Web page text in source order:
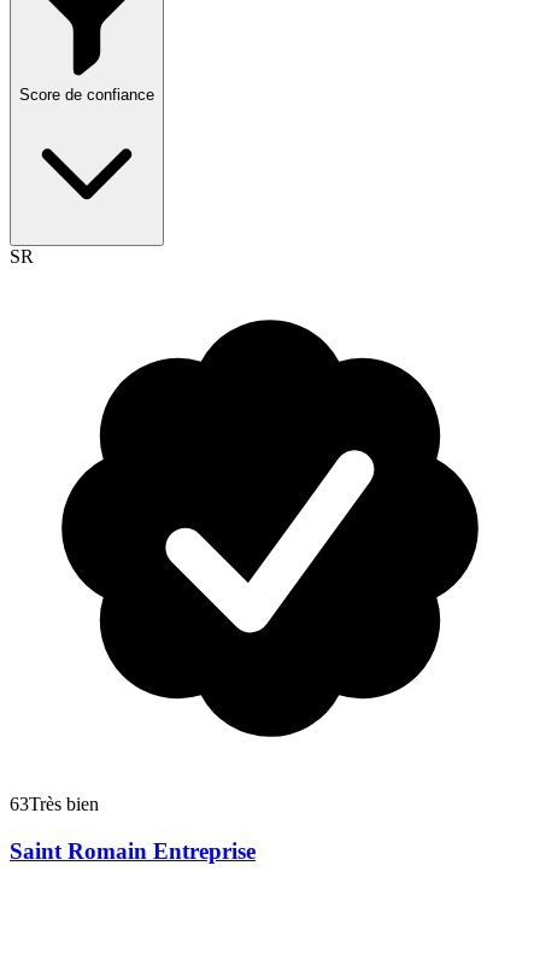
Score de confiance
SR
63Très bien
Saint Romain Entreprise